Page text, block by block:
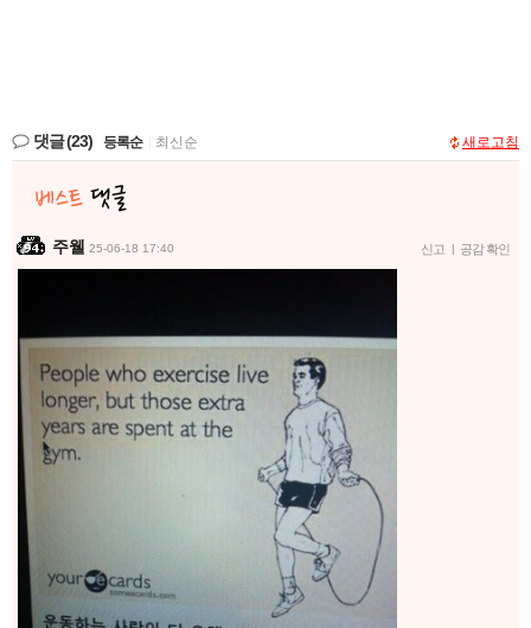
댓글(23) 등록순 최신순 새로고침
주웰 25-06-18 17:40 신고 | 공감 확인